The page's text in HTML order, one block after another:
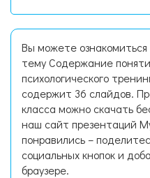
Вы можете
тему Содержание
психологического
содержит 36 слайдов.
класса можно скачать
наш сайт презентаций
понравились –
социальных кнопок и
браузере.